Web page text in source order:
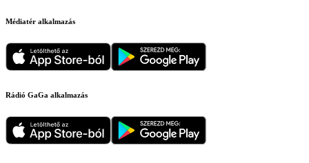
Médiatér alkalmazás
Rádió GaGa alkalmazás